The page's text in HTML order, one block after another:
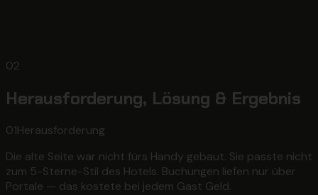
02
Herausforderung, Lösung & Ergebnis
01Herausforderung
Die alte Seite war nicht fürs Handy gebaut. Sie passte nicht
zum 5-Sterne-Stil des Hotels. Buchungen liefen nur über
Portale — das kostete bei jedem Gast Geld.